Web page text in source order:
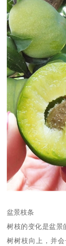
盆景枝条
树枝的变化是盆景
树树枝向上，并